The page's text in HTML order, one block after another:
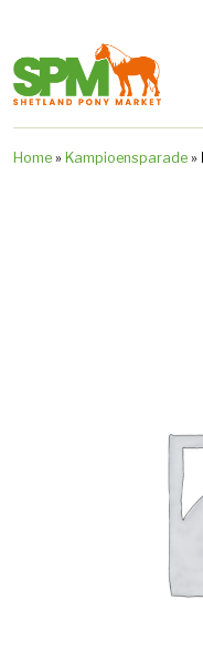
Home » Kampioensparade »